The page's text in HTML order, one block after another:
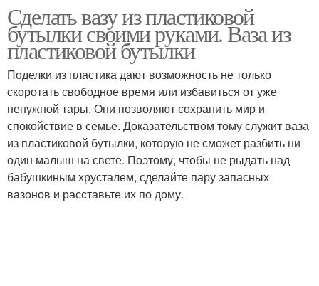
Сделать вазу из пластиковой
бутылки своими руками. Ваза из
пластиковой бутылки
Поделки из пластика дают возможность не только
скоротать свободное время или избавиться от уже
ненужной тары. Они позволяют сохранить мир и
спокойствие в семье. Доказательством тому служит ваза
из пластиковой бутылки, которую не сможет разбить ни
один малыш на свете. Поэтому, чтобы не рыдать над
бабушкиным хрусталем, сделайте пару запасных
вазонов и расставьте их по дому.